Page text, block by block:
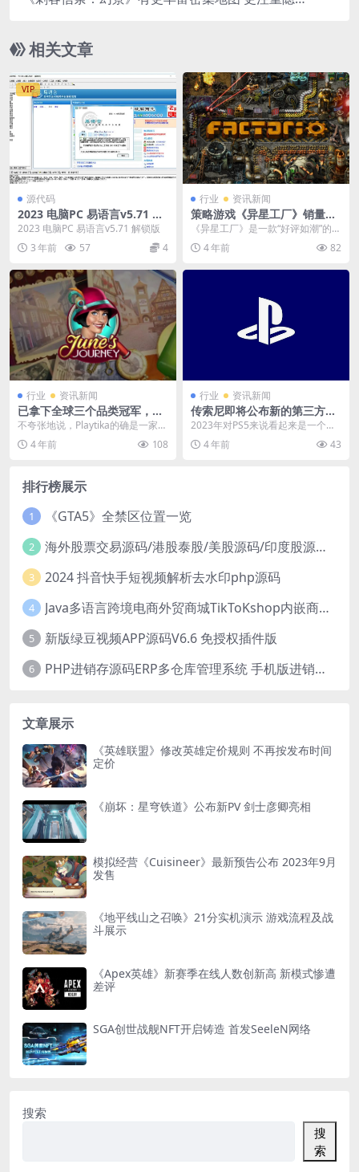
相关文章
VIP
源代码
2023 电脑PC 易语言v5.71 解
锁版
2023 电脑PC 易语言v5.71 解锁版
3 年前
57 4
行业 资讯新闻
策略游戏《异星工厂》销量破
350万份 将推出DLC内容
《异星工厂》是一款“好评如潮”的策
略游戏，近日本作的开发商Wube S
oftwa...
4 年前 82
行业 资讯新闻
已拿下全球三个品类冠军，这
家欧美大佬新游戏盯上了“合并
战斗”！
不夸张地说，Playtika的确是一家业
内少见的公司“怪才”：这家以开发棋
牌游戏...
4 年前 108
行业 资讯新闻
传索尼即将公布新的第三方游
戏 登陆PS5
2023年对PS5来说看起来是一个游
戏满满的一年，有重磅独占游戏，
比如《漫威蜘蛛...
4 年前 43
排行榜展示
1 《GTA5》全禁区位置一览
2 海外股票交易源码/港股泰股/美股源码/印度股源码/马拉西亚股票源码/国际股票配资
3 2024 抖音快手短视频解析去水印php源码
4 Java多语言跨境电商外贸商城TikToKshop内嵌商城I商家入驻I一键铺
5 新版绿豆视频APP源码V6.6 免授权插件版
6 PHP进销存源码ERP多仓库管理系统 手机版进销存 php网络版进销存小程序
文章展示
《英雄联盟》修改英雄定价规则 不再按发布时间
定价
《崩坏：星穹铁道》公布新PV 剑士彦卿亮相
模拟经营《Cuisineer》最新预告公布 2023年9月
发售
《地平线山之召唤》21分实机演示 游戏流程及战
斗展示
《Apex英雄》新赛季在线人数创新高 新模式惨遭
差评
SGA创世战舰NFT开启铸造 首发SeeleN网络
搜索
搜
索